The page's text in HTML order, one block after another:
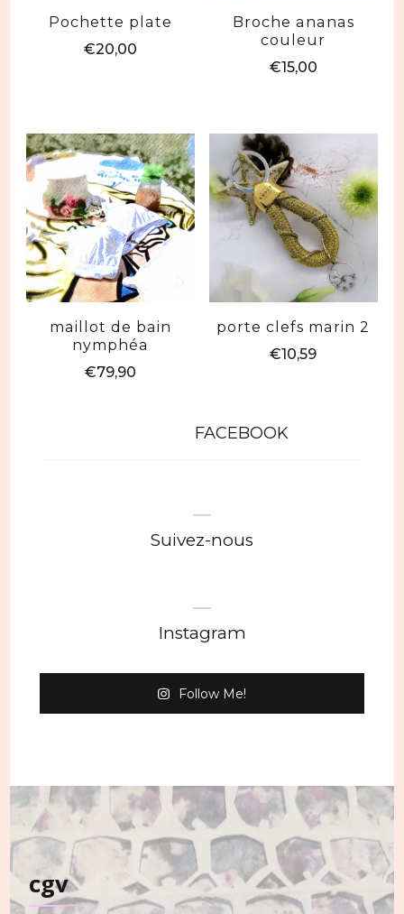
Pochette plate
€20,00
Broche ananas
couleur
€15,00
maillot de bain
nymphéa
€79,90
porte clefs marin 2
€10,59
FACEBOOK
Suivez-nous
Instagram
Follow Me!
cgv